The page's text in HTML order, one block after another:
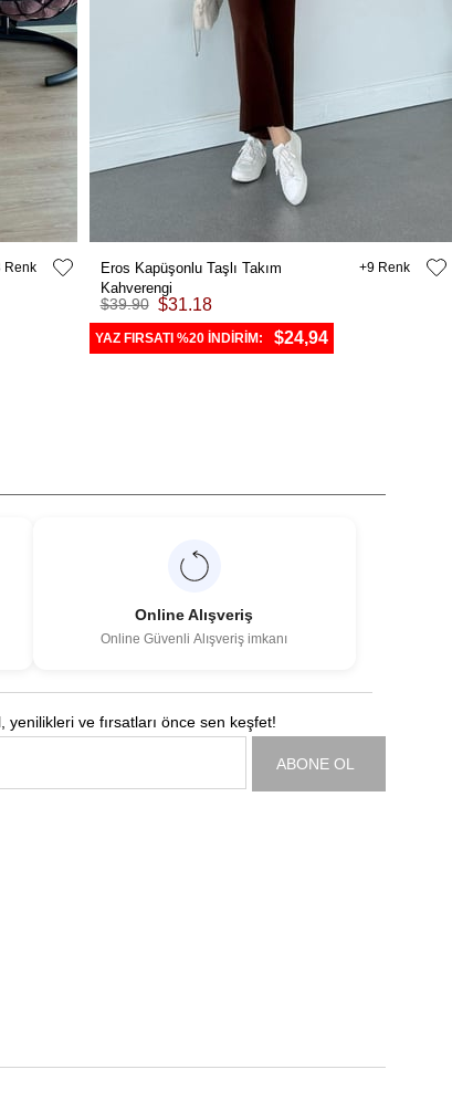
Eros Kapüşonlu Taşlı Takım
Kahverengi
$31.18
$39.90
9
YAZ FIRSATI %20 İNDİRİM: $24,94
Online Alışveriş
Online Güvenli Alışveriş imkanı
yenilikleri ve fırsatları önce sen keşfet!
ABONE OL